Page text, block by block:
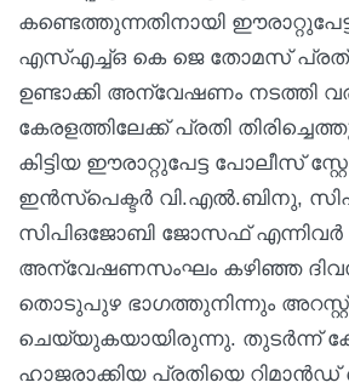
കണ്ടെത്തുന്നതിനായി
എസ്എച്ച്ഒ കെ ജെ തോമസ്
ഉണ്ടാക്കി അന്വേഷണം നടത്തി
കേരളത്തിലേക്ക് പ്രതി
കിട്ടിയ ഈരാറ്റുപേട്ട പോലീസ്
ഇൻസ്പെക്ടർ വി.എൽ.ബിനു,
സിപിഒജോബി ജോസഫ്
അന്വേഷണസംഘം കഴിഞ്ഞ
തൊടുപുഴ ഭാഗത്തുനിന്നും അറസ്റ്റ്
ചെയ്യുകയായിരുന്നു. തുടര്‍ന്ന്
ഹാജരാക്കിയ പ്രതിയെ